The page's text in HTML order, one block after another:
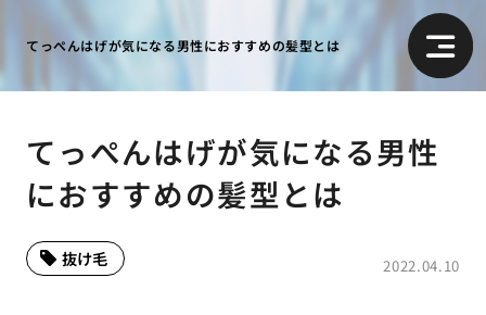
てっぺんはげが気になる男性におすすめの髪型とは
てっぺんはげが気になる男性
におすすめの髪型とは
2022.04.10
抜け毛